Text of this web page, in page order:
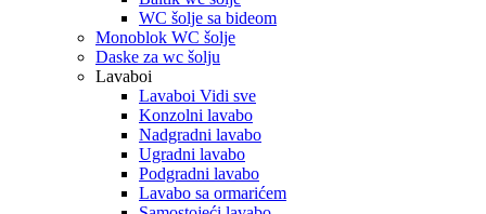
WC šolje sa bideom
Monoblok WC šolje
Daske za wc šolju
Lavaboi
Lavaboi Vidi sve
Konzolni lavabo
Nadgradni lavabo
Ugradni lavabo
Podgradni lavabo
Lavabo sa ormarićem